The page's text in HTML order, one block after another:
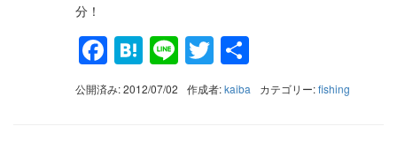
分！
Facebook
Hatena
LineTwitter
有
公開済み: 2012/07/02 作成者:kaiba カテゴリー:fishing